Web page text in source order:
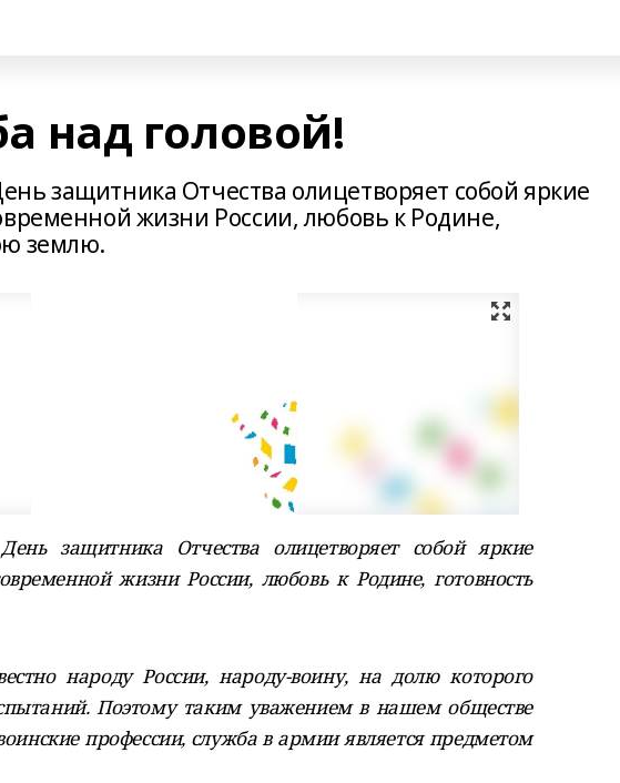
над головой!
защитника Отчества олицетворяет собой яркие
жизни России, любовь к Родине,
землю.
защитника Отчества олицетворяет собой яркие
жизни России, любовь к Родине, готовность
народу России, народу-воину, на долю которого
Поэтому таким уважением в нашем обществе
профессии, служба в армии является предметом